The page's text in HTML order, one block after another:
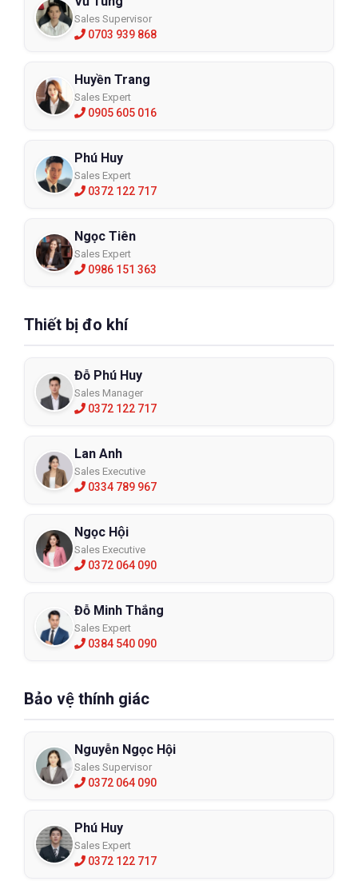
Sales Supervisor
0703 939 868
Huyền Trang
Sales Expert
0905 605 016
Phú Huy
Sales Expert
0372 122 717
Ngọc Tiên
Sales Expert
0986 151 363
Thiết bị đo khí
Đỗ Phú Huy
Sales Manager
0372 122 717
Lan Anh
Sales Executive
0334 789 967
Ngọc Hội
Sales Executive
0372 064 090
Đỗ Minh Thắng
Sales Expert
0384 540 090
Bảo vệ thính giác
Nguyễn Ngọc Hội
Sales Supervisor
0372 064 090
Phú Huy
Sales Expert
0372 122 717